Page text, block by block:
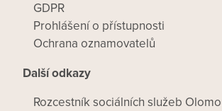
GDPR
Prohlášení o přístupnosti
Ochrana oznamovatelů
Další odkazy
Rozcestník sociálních služeb